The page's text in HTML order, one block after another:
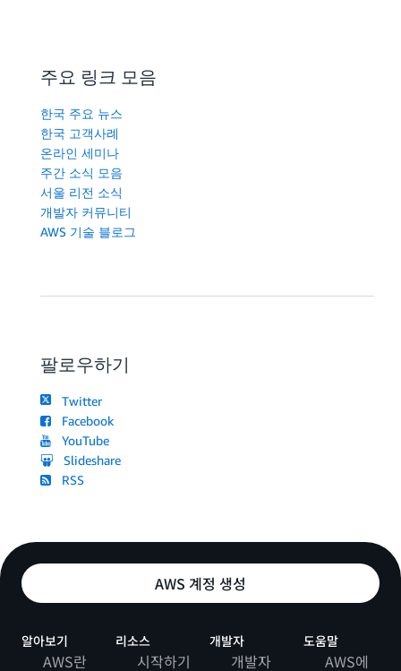
주요 링크 모음
한국 주요 뉴스
한국 고객사례
온라인 세미나
주간 소식 모음
서울 리전 소식
개발자 커뮤니티
AWS 기술 블로그
팔로우하기
Twitter
Facebook
YouTube
Slideshare
RSS
AWS 계정 생성
알아보기
AWS란
리소스
시작하기
개발자
개발자
도움말
AWS에